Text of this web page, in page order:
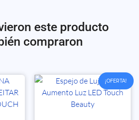
este producto
compraron
¡OFERTA!